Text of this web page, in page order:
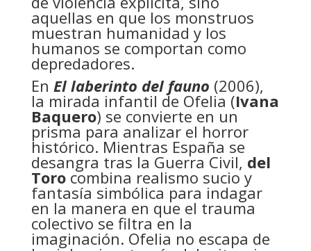
aquellas en que los monstruos
muestran humanidad y los
humanos se comportan como
depredadores.
En El laberinto del fauno (2006),
la mirada infantil de Ofelia (Ivana
Baquero) se convierte en un
prisma para analizar el horror
histórico. Mientras España se
desangra tras la Guerra Civil, del
Torocombina realismo sucio y
fantasía simbólica para indagar
en la manera en que el trauma
colectivo se filtra en la
imaginación. Ofelia no escapa de